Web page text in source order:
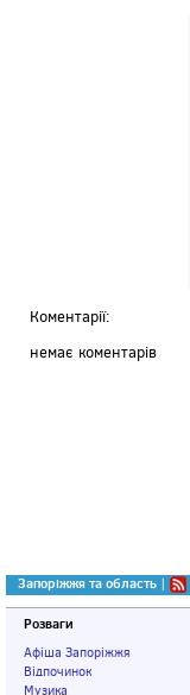
Коментарії:
немає коментарів
Запоріжжя та область |
Розваги
Афіша Запоріжжя
Відпочинок
Музика